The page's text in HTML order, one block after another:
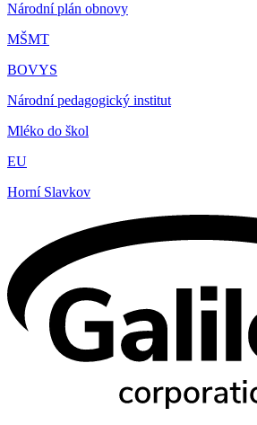
Národní plán obnovy
MŠMT
BOVYS
Národní pedagogický institut
Mléko do škol
EU
Horní Slavkov